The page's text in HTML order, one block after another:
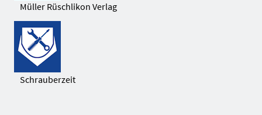
Müller Rüschlikon Verlag
Schrauberzeit